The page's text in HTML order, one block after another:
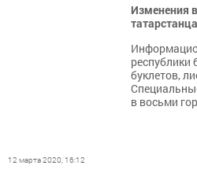
Изменения
республики
буклетов,
в восьми
12 марта 2020, 16:12